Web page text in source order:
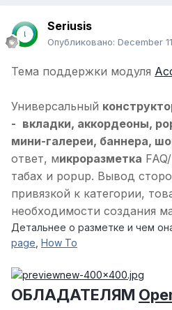
Seriusis
Опубликовано: December
Тема поддержки модуля
Универсальный
- вкладки, аккордеоны,
мини-галереи, баннера,
ответ, микроразметка
табах и popup. Вывод
привязкой к категории,
необходимости создания
Детальнее о разметке и чем
page How To
ОБЛАДАТЕЛЯМ